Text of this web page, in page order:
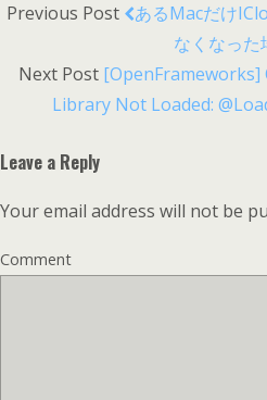
Previous Post
あるMacだけ
なくなった
Next Post [OpenFrameworks]
Library Not Loaded:
Leave a Reply
Your email address will not be
Comment